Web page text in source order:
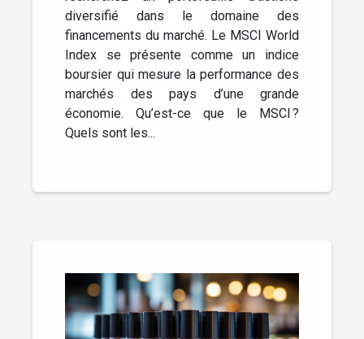
diversifié dans le domaine des
financements du marché. Le MSCI World
Index se présente comme un indice
boursier qui mesure la performance des
marchés des pays d’une grande
économie. Qu’est-ce que le MSCI ?
Quels sont les...